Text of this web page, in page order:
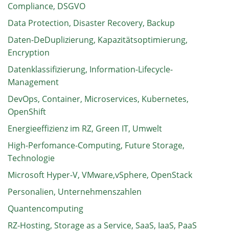
Compliance, DSGVO
Data Protection, Disaster Recovery, Backup
Daten-DeDuplizierung, Kapazitätsoptimierung,
Encryption
Datenklassifizierung, Information-Lifecycle-
Management
DevOps, Container, Microservices, Kubernetes,
OpenShift
Energieeffizienz im RZ, Green IT, Umwelt
High-Perfomance-Computing, Future Storage,
Technologie
Microsoft Hyper-V, VMware,vSphere, OpenStack
Personalien, Unternehmenszahlen
Quantencomputing
RZ-Hosting, Storage as a Service, SaaS, IaaS, PaaS